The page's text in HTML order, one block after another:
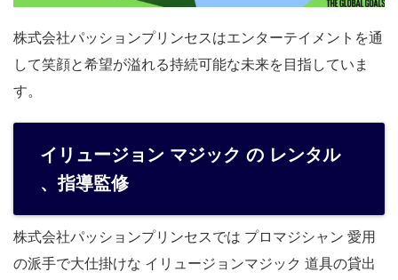
株式会社パッションプリンセスはエンターテイメントを通
して笑顔と希望が溢れる持続可能な未来を目指していま
す。
イリュージョン マジック の レンタル
、指導監修
株式会社パッションプリンセスでは プロマジシャン 愛用
の派手で大仕掛けな イリュージョンマジック 道具の貸出